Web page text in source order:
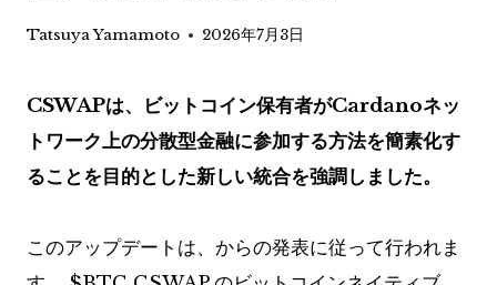
Tatsuya Yamamoto 2026年7月3日
CSWAPは、ビットコイン保有者がCardanoネッ
トワーク上の分散型金融に参加する方法を簡素化す
ることを目的とした新しい統合を強調しました。
このアップデートは、からの発表に従って行われま